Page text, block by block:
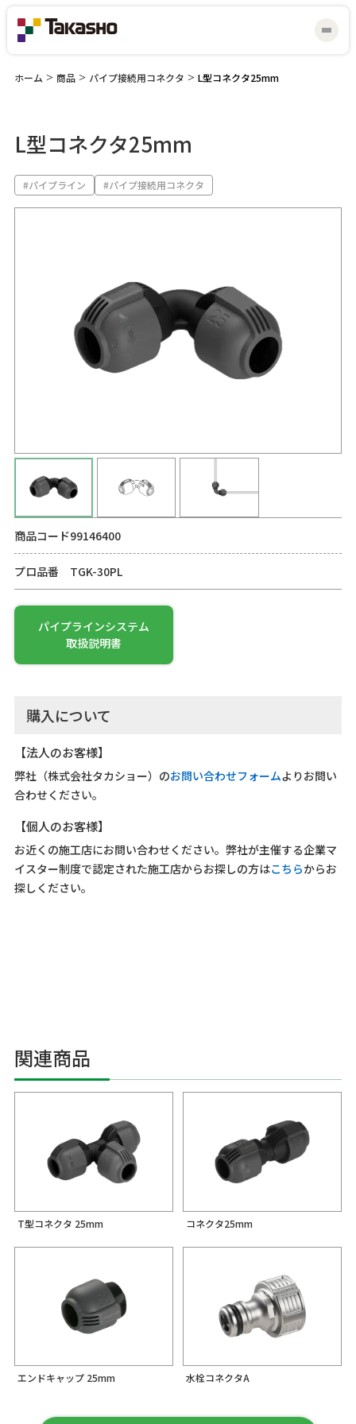
ホーム > 商品> パイプ接続用コネクタ > L型コネクタ25mm
L型コネクタ25mm
#パイプライン #パイプ接続用コネクタ
商品コード99146400
プロ品番 TGK-30PL
パイプラインシステム
取扱説明書
購入について
【法人のお客様】
弊社（株式会社タカショー）のお問い合わせフォームよりお問い
合わせください。
【個人のお客様】
お近くの施工店にお問い合わせください。弊社が主催する企業マ
イスター制度で認定された施工店からお探しの方はこちらからお
探しください。
関連商品
T型コネクタ 25mm コネクタ25mm
エンドキャップ 25mm 水栓コネクタA